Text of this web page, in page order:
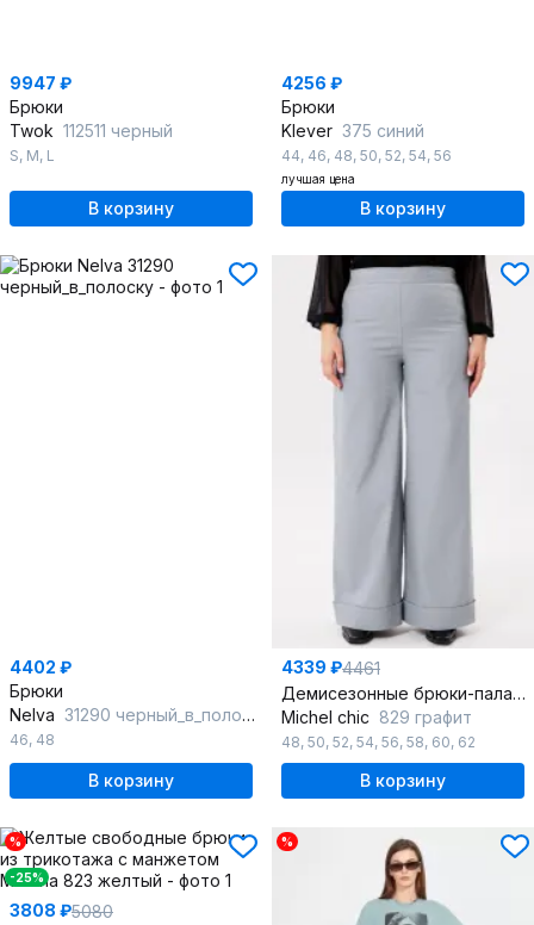
9947 ₽
Брюки
Twok 112511 черный
S, M, L
В корзину
4256 ₽
Брюки
Klever 375 синий
44, 46, 48, 50, 52, 54, 56
лучшая цена
В корзину
4402 ₽
Брюки
Nelva 31290 черный_в_полоску
46, 48
В корзину
4339 ₽4461
Демисезонные брюки-палаццо из хлопка с эластичным поясом и широким краем
Michel chic 829 графит
48, 50, 52, 54, 56, 58, 60, 62
В корзину
%
-25%
3808 ₽5080
%